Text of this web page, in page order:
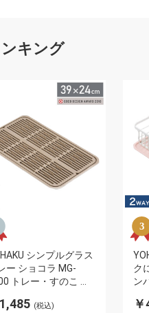
キング
シンプルグラス
ー ショコラ MG-
トレー・すのこ 和
プ グラス
(税込)
ク
ン
水